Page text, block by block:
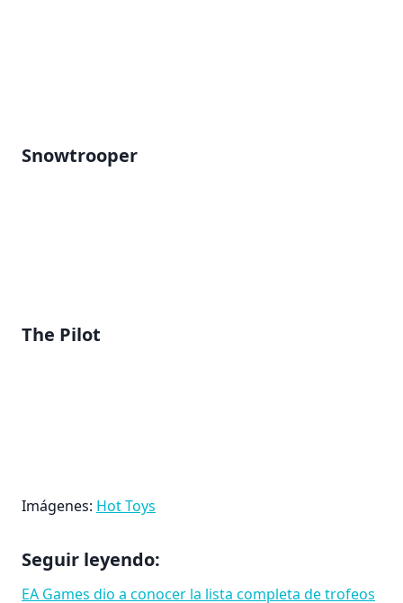
Snowtrooper
The Pilot
Imágenes: Hot Toys
Seguir leyendo:
EA Games dio a conocer la lista completa de trofeos